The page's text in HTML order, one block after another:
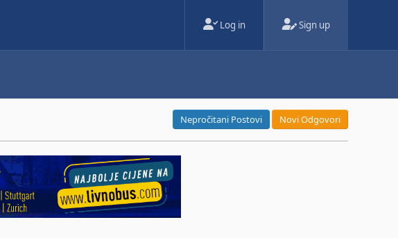
Log in Sign up
Nepročitani Postovi Novi Odgovori